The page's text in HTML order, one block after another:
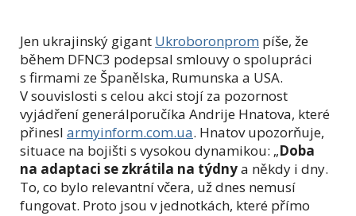
Jen ukrajinský gigant Ukroboronprom píše, že
během DFNC3 podepsal smlouvy o spolupráci
s firmami ze Španělska, Rumunska a USA.
V souvislosti s celou akci stojí za pozornost
vyjádření generálporučíka Andrije Hnatova, které
přinesl armyinform.com.ua. Hnatov upozorňuje,
situace na bojišti s vysokou dynamikou: „Doba
na adaptaci se zkrátila na týdnya někdy i dny.
To, co bylo relevantní včera, už dnes nemusí
fungovat. Proto jsou v jednotkách, které přímo